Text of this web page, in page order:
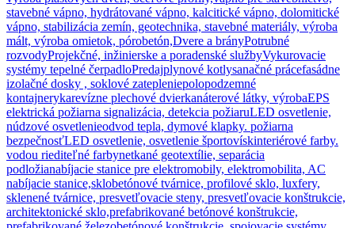
stavebné vápno, hydrátované vápno, kalcitické vápno, dolomitické
vápno, stabilizácia zemín, geotechnika, stavebné materiály, výroba
mált, výroba omietok, pórobetón,Dvere a brányPotrubné
rozvodyProjekčné, inžinierske a poradenské službyVykurovacie
systémy tepelné čerpadloPredajplynové kotlysanačné prácefasádne
izolačné dosky , soklové zatepleniepolopodzemné
kontajnerykarevízne plechové dvierkanáterové látky, výrobaEPS
elektrická požiarna signalizácia, detekcia požiaruLED osvetlenie,
núdzové osvetlenieodvod tepla, dymové klapky. požiarna
bezpečnosťLED osvetlenie, osvetlenie športovískinteriérové farby.
vodou riediteľné farbynetkané geotextílie, separácia
podložianabíjacie stanice pre elektromobily, elektromobilita, AC
nabíjacie stanice,sklobetónové tvárnice, profilové sklo, luxfery,
sklenené tvárnice, presvetľovacie steny, presvetľovacie konštrukcie,
architektonické sklo,prefabrikované betónové konštrukcie,